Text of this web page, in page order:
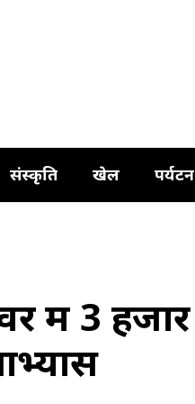
संस्कृति खेल पर्यटन
में 3 हजार